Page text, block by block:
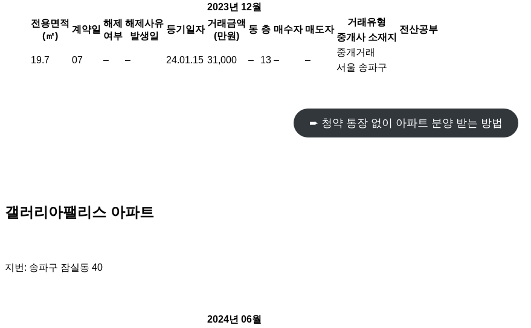
2023년 12월
전용면적
(㎡)
계약일
해제
여부
해제사유
발생일
등기일자
거래금액
(만원)
동 층 매수자 매도자
거래유형
전산공부
중개사 소재지
19.7 07 – – 24.01.15 31,000 – 13 – –
중개거래
서울 송파구
➨ 청약 통장 없이 아파트 분양 받는 방법
갤러리아팰리스 아파트
지번: 송파구 잠실동 40
2024년 06월